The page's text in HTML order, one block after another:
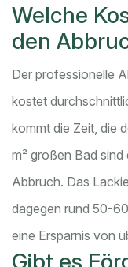
Welche
den
Der professionelle
kostet
kommt die Zeit, die
m² großen Bad
Abbruch. Das
dagegen rund 50-
eine Ersparnis von
Gibt es